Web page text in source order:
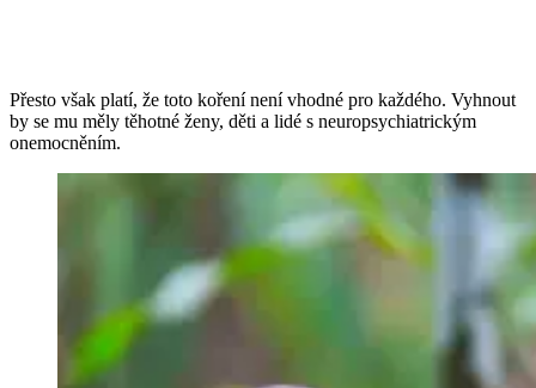
Přesto však platí, že toto koření není vhodné pro každého. Vyhnout
by se mu měly těhotné ženy, děti a lidé s neuropsychiatrickým
onemocněním.